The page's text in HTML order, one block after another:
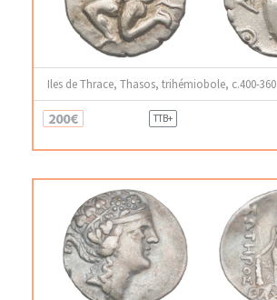
Iles de Thrace, Thasos, trihémiobole, c.400-360
200€ TTB+